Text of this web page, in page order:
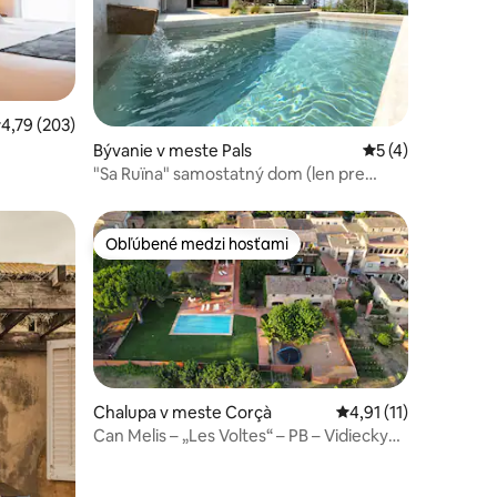
28
ohodnotenie 4,79 z 5, počet hodnotení: 203
4,79 (203)
Bývanie v meste Pals Priemerné
5 (4)
"Sa Ruïna" samostatný dom (len pre
6
Obľúbené medzi hosťami
Obľúbené medzi hosťami
Chalupa v meste Corçà Priemerné
4,91 (11)
Can Melis – „Les Voltes“ – PB – Vidiecky